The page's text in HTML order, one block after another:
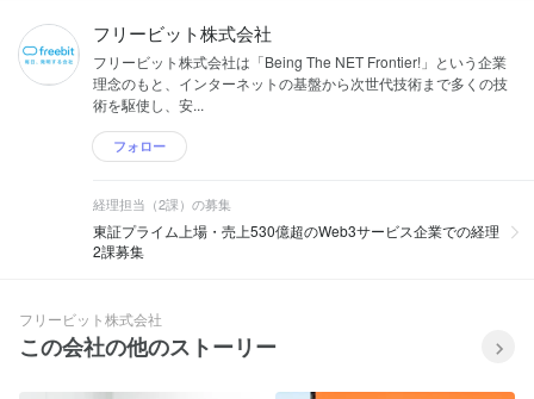
フリービット株式会社
フリービット株式会社は「Being The NET Frontier!」という企業
理念のもと、インターネットの基盤から次世代技術まで多くの技
術を駆使し、安...
フォロー
経理担当（2課）の募集
東証プライム上場・売上530億超のWeb3サービス企業での経理
2課募集
フリービット株式会社
この会社の他のストーリー